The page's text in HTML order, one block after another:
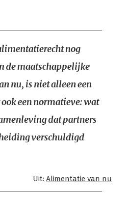
nog
de maatschappelijke
nu, is niet alleen een
een normatieve: wat
dat partners
verschuldigd
Uit: Alimentatie van nu